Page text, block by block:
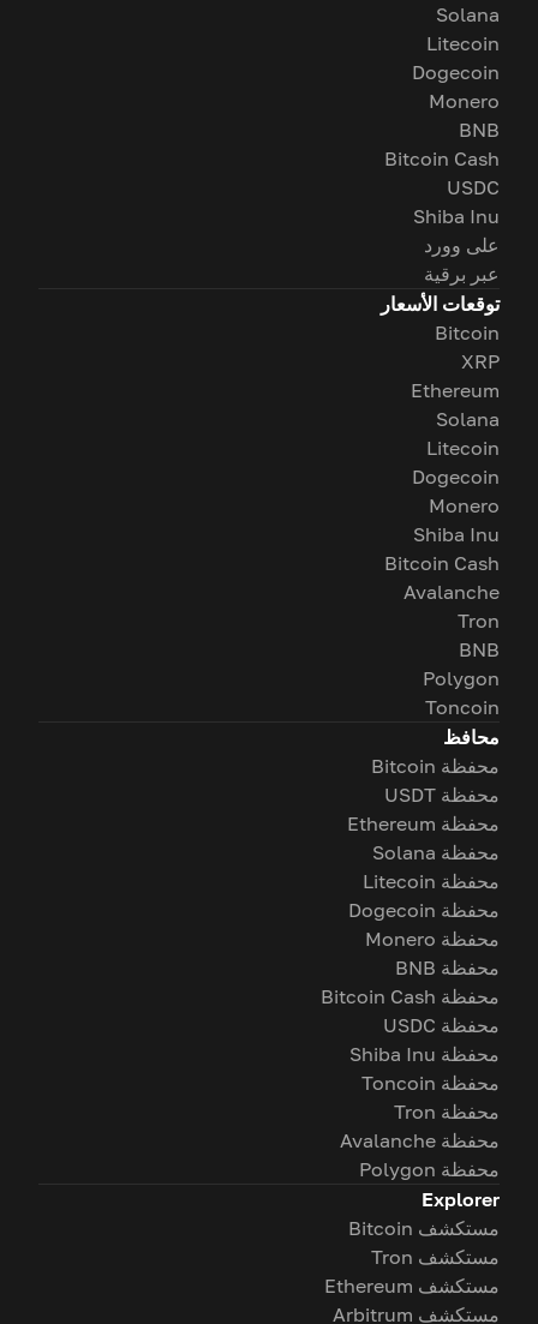
Solana
Litecoin
Dogecoin
Monero
BNB
Bitcoin Cash
USDC
Shiba Inu
على وورد
عبر برقية
توقعات الأسعار
Bitcoin
XRP
Ethereum
Solana
Litecoin
Dogecoin
Monero
Shiba Inu
Bitcoin Cash
Avalanche
Tron
BNB
Polygon
Toncoin
محافظ
محفظة Bitcoin
محفظة USDT
محفظة Ethereum
محفظة Solana
محفظة Litecoin
محفظة Dogecoin
محفظة Monero
محفظة BNB
محفظة Bitcoin Cash
محفظة USDC
محفظة Shiba Inu
محفظة Toncoin
محفظة Tron
محفظة Avalanche
محفظة Polygon
Explorer
مستكشف Bitcoin
مستكشف Tron
مستكشف Ethereum
مستكشف Arbitrum